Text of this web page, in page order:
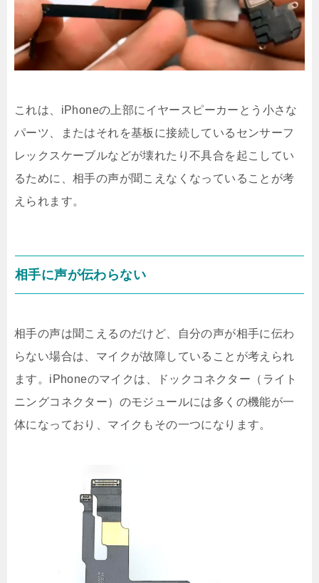
これは、iPhoneの上部にイヤースピーカーとう小さな
パーツ、またはそれを基板に接続しているセンサーフ
レックスケーブルなどが壊れたり不具合を起こしてい
るために、相手の声が聞こえなくなっていることが考
えられます。
相手に声が伝わらない
相手の声は聞こえるのだけど、自分の声が相手に伝わ
らない場合は、マイクが故障していることが考えられ
ます。iPhoneのマイクは、ドックコネクター（ライト
ニングコネクター）のモジュールには多くの機能が一
体になっており、マイクもその一つになります。